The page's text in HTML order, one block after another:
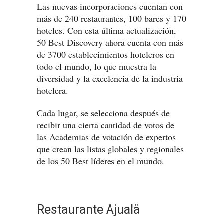
Las nuevas incorporaciones cuentan con
más de 240 restaurantes, 100 bares y 170
hoteles. Con esta última actualización,
50 Best Discovery ahora cuenta con más
de 3700 establecimientos hoteleros en
todo el mundo, lo que muestra la
diversidad y la excelencia de la industria
hotelera.
Cada lugar, se selecciona después de
recibir una cierta cantidad de votos de
las Academias de votación de expertos
que crean las listas globales y regionales
de los 50 Best líderes en el mundo.
Restaurante Ajualä